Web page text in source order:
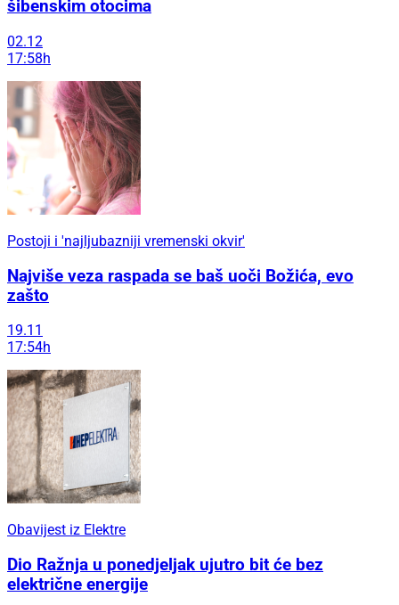
šibenskim otocima
02.12
17:58h
Postoji i 'najljubazniji vremenski okvir'
Najviše veza raspada se baš uoči Božića, evo
zašto
19.11
17:54h
Obavijest iz Elektre
Dio Ražnja u ponedjeljak ujutro bit će bez
električne energije